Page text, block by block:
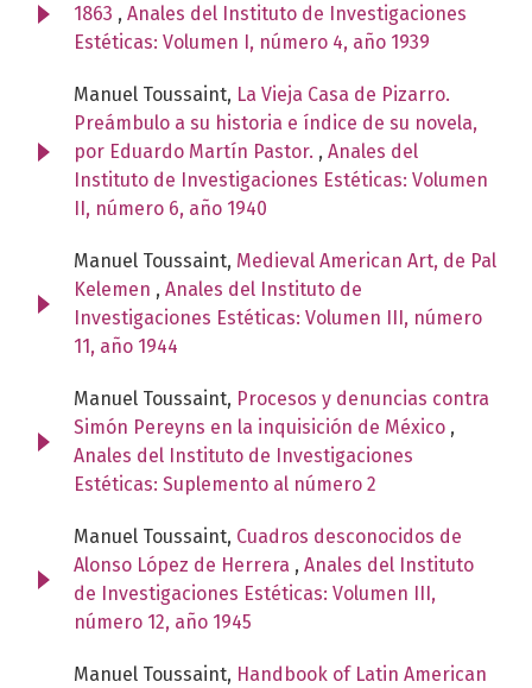
1863 , Anales del Instituto de Investigaciones
Estéticas: Volumen I, número 4, año 1939
Manuel Toussaint, La Vieja Casa de Pizarro.
Preámbulo a su historia e índice de su novela,
por Eduardo Martín Pastor. , Anales del
Instituto de Investigaciones Estéticas: Volumen
II, número 6, año 1940
Manuel Toussaint, Medieval American Art, de Pal
Kelemen , Anales del Instituto de
Investigaciones Estéticas: Volumen III, número
11, año 1944
Manuel Toussaint, Procesos y denuncias contra
Simón Pereyns en la inquisición de México ,
Anales del Instituto de Investigaciones
Estéticas: Suplemento al número 2
Manuel Toussaint, Cuadros desconocidos de
Alonso López de Herrera , Anales del Instituto
de Investigaciones Estéticas: Volumen III,
número 12, año 1945
Manuel Toussaint, Handbook of Latin American